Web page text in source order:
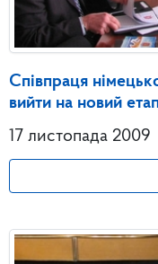
Співпраця
вийти на новий
17 листопада 2009